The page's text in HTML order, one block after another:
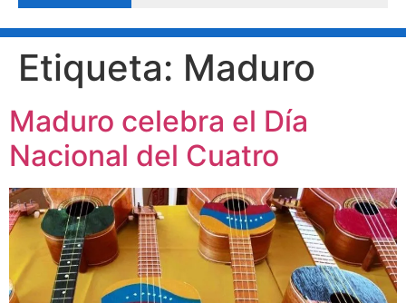
Etiqueta: Maduro
Maduro celebra el Día
Nacional del Cuatro